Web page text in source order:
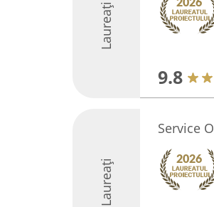
Laureați
9.8
Laureați
Service